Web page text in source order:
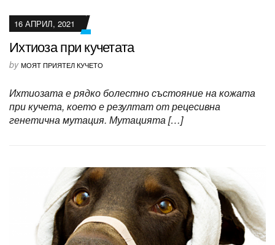
16 АПРИЛ, 2021
Ихтиоза при кучетата
by МОЯТ ПРИЯТЕЛ КУЧЕТО
Ихтиозата е рядко болестно състояние на кожата
при кучета, което е резултат от рецесивна
генетична мутация. Мутацията […]